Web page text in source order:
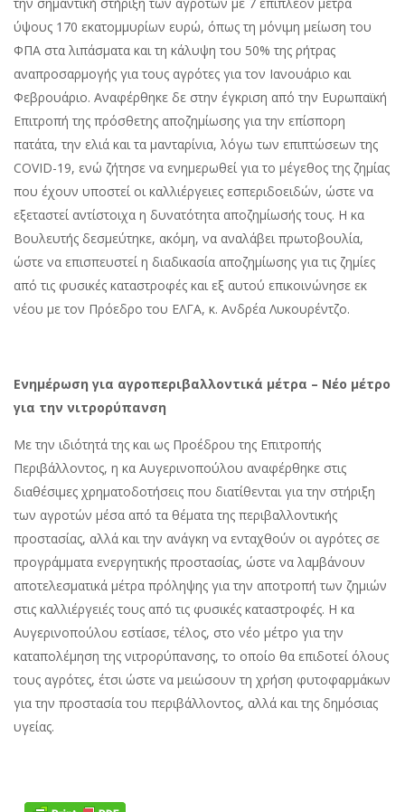
ύψους 170 εκατομμυρίων ευρώ, όπως τη μόνιμη μείωση του
ΦΠΑ στα λιπάσματα και τη κάλυψη του 50% της ρήτρας
αναπροσαρμογής για τους αγρότες για τον Ιανουάριο και
Φεβρουάριο. Αναφέρθηκε δε στην έγκριση από την Ευρωπαϊκή
Επιτροπή της πρόσθετης αποζημίωσης για την επίσπορη
πατάτα, την ελιά και τα μανταρίνια, λόγω των επιπτώσεων της
COVID-19, ενώ ζήτησε να ενημερωθεί για το μέγεθος της ζημίας
που έχουν υποστεί οι καλλιέργειες εσπεριδοειδών, ώστε να
εξεταστεί αντίστοιχα η δυνατότητα αποζημίωσής τους. Η κα
Βουλευτής δεσμεύτηκε, ακόμη, να αναλάβει πρωτοβουλία,
ώστε να επισπευστεί η διαδικασία αποζημίωσης για τις ζημίες
από τις φυσικές καταστροφές και εξ αυτού επικοινώνησε εκ
νέου με τον Πρόεδρο του ΕΛΓΑ, κ. Ανδρέα Λυκουρέντζο.
Ενημέρωση για αγροπεριβαλλοντικά μέτρα – Νέο μέτρο
για την νιτρορύπανση
Με την ιδιότητά της και ως Προέδρου της Επιτροπής
Περιβάλλοντος, η κα Αυγερινοπούλου αναφέρθηκε στις
διαθέσιμες χρηματοδοτήσεις που διατίθενται για την στήριξη
των αγροτών μέσα από τα θέματα της περιβαλλοντικής
προστασίας, αλλά και την ανάγκη να ενταχθούν οι αγρότες σε
προγράμματα ενεργητικής προστασίας, ώστε να λαμβάνουν
αποτελεσματικά μέτρα πρόληψης για την αποτροπή των ζημιών
στις καλλιέργειές τους από τις φυσικές καταστροφές. Η κα
Αυγερινοπούλου εστίασε, τέλος, στο νέο μέτρο για την
καταπολέμηση της νιτρορύπανσης, το οποίο θα επιδοτεί όλους
τους αγρότες, έτσι ώστε να μειώσουν τη χρήση φυτοφαρμάκων
για την προστασία του περιβάλλοντος, αλλά και της δημόσιας
υγείας.